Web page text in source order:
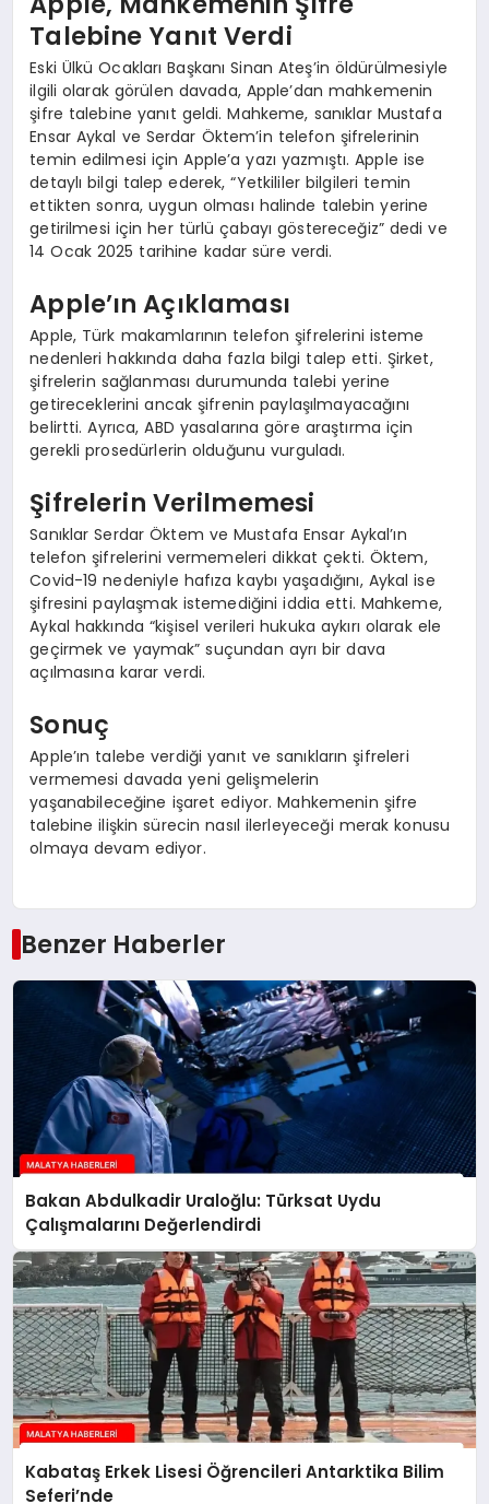
Talebine Yanıt Verdi
Eski Ülkü Ocakları Başkanı Sinan Ateş’in öldürülmesiyle
ilgili olarak görülen davada, Apple’dan mahkemenin
şifre talebine yanıt geldi. Mahkeme, sanıklar Mustafa
Ensar Aykal ve Serdar Öktem’in telefon şifrelerinin
temin edilmesi için Apple’a yazı yazmıştı. Apple ise
detaylı bilgi talep ederek, “Yetkililer bilgileri temin
ettikten sonra, uygun olması halinde talebin yerine
getirilmesi için her türlü çabayı göstereceğiz” dedi ve
14 Ocak 2025 tarihine kadar süre verdi.
Apple’ın Açıklaması
Apple, Türk makamlarının telefon şifrelerini isteme
nedenleri hakkında daha fazla bilgi talep etti. Şirket,
şifrelerin sağlanması durumunda talebi yerine
getireceklerini ancak şifrenin paylaşılmayacağını
belirtti. Ayrıca, ABD yasalarına göre araştırma için
gerekli prosedürlerin olduğunu vurguladı.
Şifrelerin Verilmemesi
Sanıklar Serdar Öktem ve Mustafa Ensar Aykal’ın
telefon şifrelerini vermemeleri dikkat çekti. Öktem,
Covid-19 nedeniyle hafıza kaybı yaşadığını, Aykal ise
şifresini paylaşmak istemediğini iddia etti. Mahkeme,
Aykal hakkında “kişisel verileri hukuka aykırı olarak ele
geçirmek ve yaymak” suçundan ayrı bir dava
açılmasına karar verdi.
Sonuç
Apple’ın talebe verdiği yanıt ve sanıkların şifreleri
vermemesi davada yeni gelişmelerin
yaşanabileceğine işaret ediyor. Mahkemenin şifre
talebine ilişkin sürecin nasıl ilerleyeceği merak konusu
olmaya devam ediyor.
Benzer Haberler
Bakan Abdulkadir Uraloğlu: Türksat Uydu
Çalışmalarını Değerlendirdi
Kabataş Erkek Lisesi Öğrencileri Antarktika Bilim
Seferi’nde